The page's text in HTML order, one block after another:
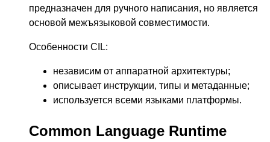
предназначен для ручного написания, но является
основой межъязыковой совместимости.
Особенности CIL:
независим от аппаратной архитектуры;
описывает инструкции, типы и метаданные;
используется всеми языками платформы.
Common Language Runtime